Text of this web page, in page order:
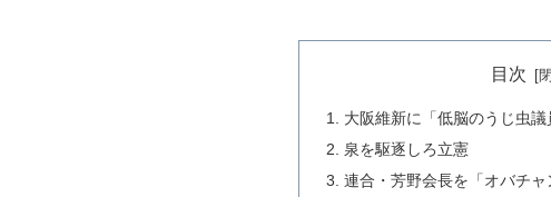
目次
大阪維新に「低脳のうじ虫議
泉を駆逐しろ立憲
連合・芳野会長を「オバチャ